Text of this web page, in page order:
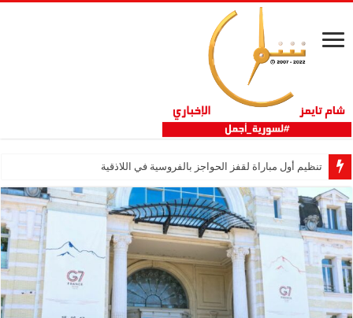
تنظيم أول مباراة لقفز الحواجز بالفروسية في اللاذقية